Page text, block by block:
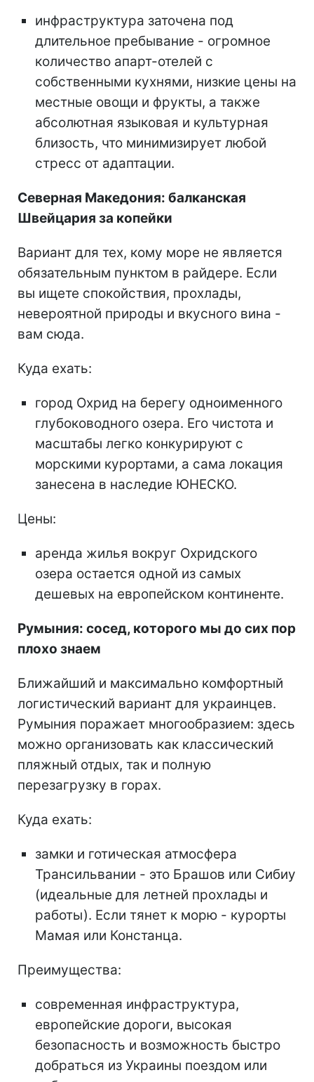
инфраструктура заточена под
длительное пребывание - огромное
количество апарт-отелей с
собственными кухнями, низкие цены на
местные овощи и фрукты, а также
абсолютная языковая и культурная
близость, что минимизирует любой
стресс от адаптации.
Северная Македония: балканская
Швейцария за копейки
Вариант для тех, кому море не является
обязательным пунктом в райдере. Если
вы ищете спокойствия, прохлады,
невероятной природы и вкусного вина -
вам сюда.
Куда ехать:
город Охрид на берегу одноименного
глубоководного озера. Его чистота и
масштабы легко конкурируют с
морскими курортами, а сама локация
занесена в наследие ЮНЕСКО.
Цены:
аренда жилья вокруг Охридского
озера остается одной из самых
дешевых на европейском континенте.
Румыния: сосед, которого мы до сих пор
плохо знаем
Ближайший и максимально комфортный
логистический вариант для украинцев.
Румыния поражает многообразием: здесь
можно организовать как классический
пляжный отдых, так и полную
перезагрузку в горах.
Куда ехать:
замки и готическая атмосфера
Трансильвании - это Брашов или Сибиу
(идеальные для летней прохлады и
работы). Если тянет к морю - курорты
Мамая или Констанца.
Преимущества:
современная инфраструктура,
европейские дороги, высокая
безопасность и возможность быстро
добраться из Украины поездом или